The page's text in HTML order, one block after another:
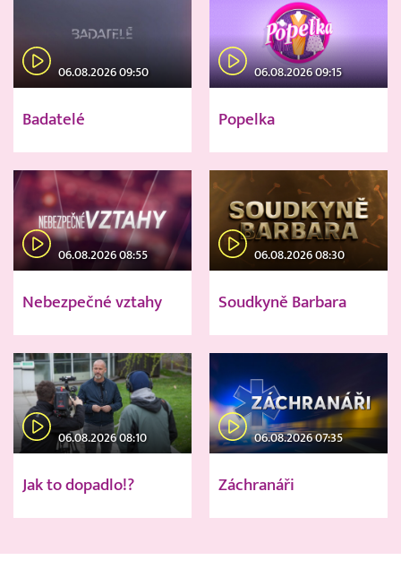
06.08.2026 09:50
Badatelé
06.08.2026 09:15
Popelka
06.08.2026 08:55
Nebezpečné vztahy
06.08.2026 08:30
Soudkyně Barbara
06.08.2026 08:10
Jak to dopadlo!?
06.08.2026 07:35
Záchranáři